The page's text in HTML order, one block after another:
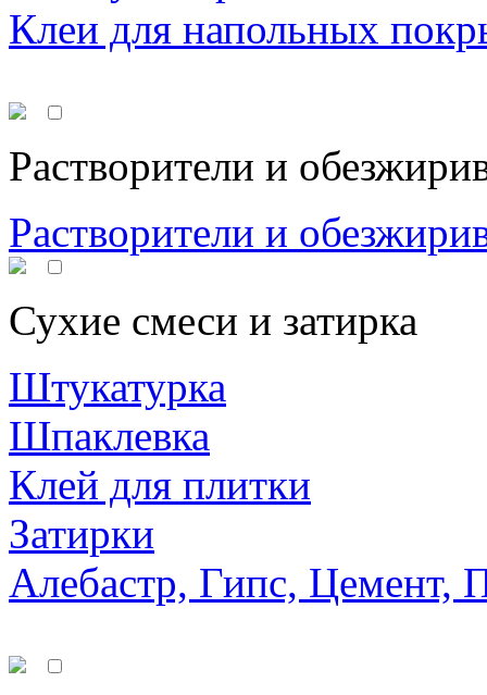
Клеи для напольных
Растворители и
Растворители и
Сухие смеси и затирка
Штукатурка
Шпаклевка
Клей для плитки
Затирки
Алебастр, Гипс, Цемент,